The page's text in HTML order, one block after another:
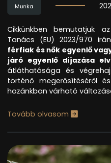
Munka
Cikkünkben bemutatjuk
Tanács (EU) 2023/970
férfiak és nők egyenlő
járó egyenlő díjazása
átláthatósága és
történő megerősítéséről
hazánkban várható
Tovább olvasom